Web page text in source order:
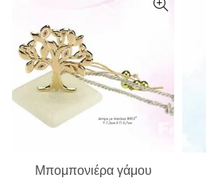
Μπομπονιέρα γάμου